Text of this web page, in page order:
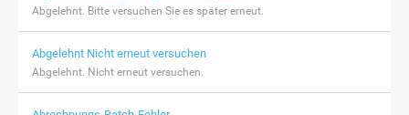
Abgelehnt. Bitte versuchen Sie es später erneut.
Abgelehnt Nicht erneut versuchen
Abgelehnt. Nicht erneut versuchen.